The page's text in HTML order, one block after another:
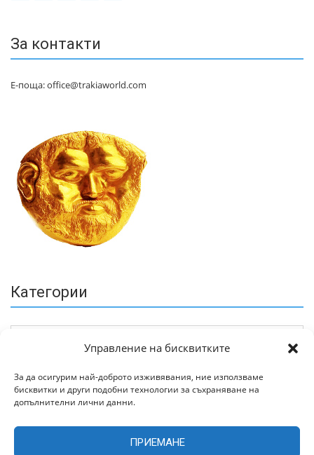
Управление на бисквитките
За да осигурим най-доброто изживявания, ние използваме
бисквитки и други подобни технологии за съхраняване на
допълнителни лични данни.
ПРИЕМАНЕ
За контакти
Е-поща: office@trakiaworld.com
Категории
Архив